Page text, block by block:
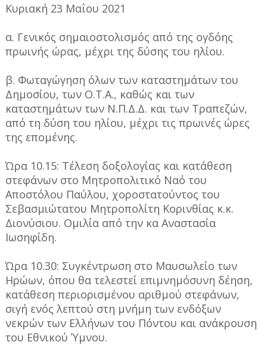
Κυριακή 23 Μαΐου 2021
α. Γενικός σημαιοστολισμός από της ογδόης
πρωινής ώρας, μέχρι της δύσης του ηλίου.
β. Φωταγώγηση όλων των καταστημάτων του
Δημοσίου, των Ο.Τ.Α., καθώς και των
καταστημάτων των Ν.Π.Δ.Δ. και των Τραπεζών,
από τη δύση του ηλίου, μέχρι τις πρωινές ώρες
της επομένης.
Ώρα 10.15: Τέλεση δοξολογίας και κατάθεση
στεφάνων στο Μητροπολιτικό Ναό του
Αποστόλου Παύλου, χοροστατούντος του
Σεβασμιώτατου Μητροπολίτη Κορινθίας κ.κ.
Διονύσιου. Ομιλία από την κα Αναστασία
Ιωσηφίδη.
Ώρα 10.30: Συγκέντρωση στο Μαυσωλείο των
Ηρώων, όπου θα τελεστεί επιμνημόσυνη δέηση,
κατάθεση περιορισμένου αριθμού στεφάνων,
σιγή ενός λεπτού στη μνήμη των ενδόξων
νεκρών των Ελλήνων του Πόντου και ανάκρουση
του Εθνικού Ύμνου.